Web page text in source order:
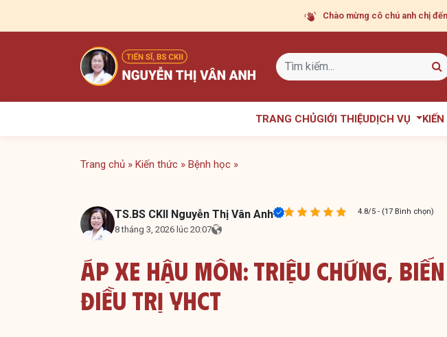
Chào mừng cô chú anh chị
TRANG CHỦGIỚI THIỆUDỊCH VỤ
Trang chủ » Kiến thức » Bệnh học »
TS.BS CKII Nguyễn Thị Vân Anh
8 tháng 3, 2026 lúc 20:07
4.8/5 - (17 Bình chọn)
Áp Xe Hậu Môn: Triệu Chứng,
Điều Trị YHCT